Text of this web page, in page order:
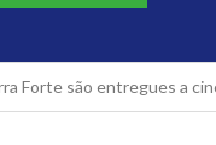
Forte são entregues a